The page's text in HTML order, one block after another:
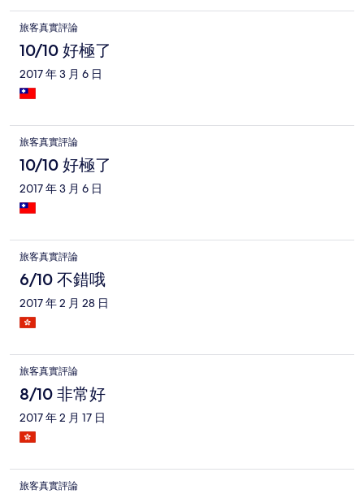
ッピングモールと同じビルなのは便利、でもこのモールはレス
トランが散在する変わった構成、しかもこのモール以外はあま
り何もない。ホテルの目指しているコンセプトはわからないで
もないが、細やかなサービス質が伴ってない印象。
旅客真實評論
10/10 好極了
2017 年 3 月 6 日
旅客真實評論
10/10 好極了
2017 年 3 月 6 日
旅客真實評論
6/10 不錯哦
2017 年 2 月 28 日
旅客真實評論
8/10 非常好
2017 年 2 月 17 日
旅客真實評論